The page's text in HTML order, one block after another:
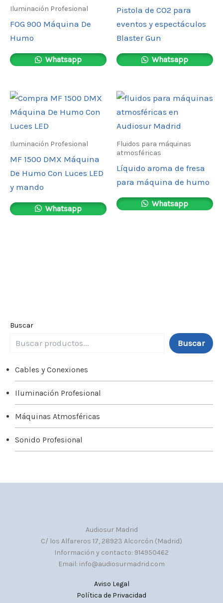
Buscar
Buscar
Cables y Conexiones
Iluminación Profesional
Máquinas Atmosféricas
Sonido Profesional
Iluminación Profesional
FOG 900 Máquina De
Humo
Whatsapp
Pistola de CO2 para
eventos y espectáculos
Blaster Gun
Whatsapp
Iluminación Profesional
MF 1500 DMX Máquina
De Humo Con Luces LED
y mando
Whatsapp
Fluidos para máquinas
atmosféricas
Líquido aroma de fresa
para máquina de humo
Whatsapp
Audiosur Madrid
C/ los Alfareros 17, 28923 Alcorcón (Madrid)
Información y contacto: 914950462
Email: info@audiosurmadrid.com
Aviso Legal
Política de Privacidad